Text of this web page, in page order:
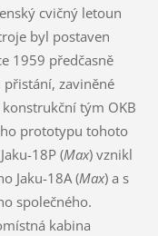
cvičný letoun
byl postaven
1959 předčasně
zaviněné
tým OKB
prototypu tohoto
18P (Max) vznikl
Jaku-18A (Max) a s
společného.
kabina